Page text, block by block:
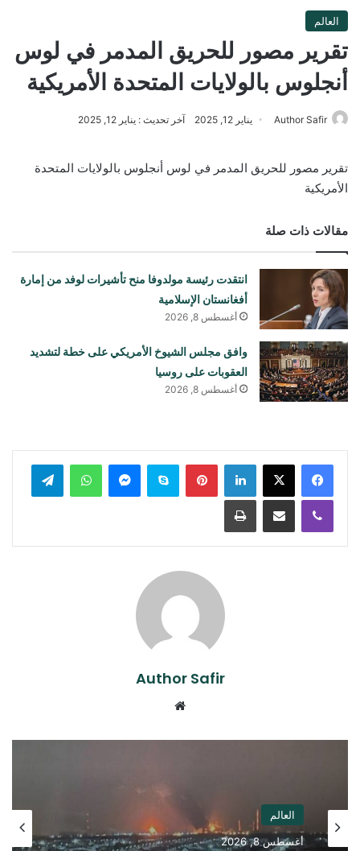
العالم
تقرير مصور للحريق المدمر في لوس
أنجلوس بالولايات المتحدة الأمريكية
Author Safir يناير 12, 2025 آخر تحديث : يناير 12, 2025
تقرير مصور للحريق المدمر في لوس أنجلوس بالولايات المتحدة
الأمريكية
مقالات ذات صلة
انتقدت رئيسة مولدوفا منح تأشيرات لوفد من إمارة
أفغانستان الإسلامية
أغسطس 8, 2026
وافق مجلس الشيوخ الأمريكي على خطة لتشديد
العقوبات على روسيا
أغسطس 8, 2026
لينكدإن بينتيريستسكايب ماسنجر واتساب تيلقرام
ڤايبر مشاركة عبر البريد طباعة
Author Safir
العالم
أغسطس 8, 2026